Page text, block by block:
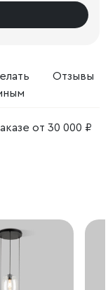
Отзывы
от 30 000 ₽